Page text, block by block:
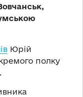
Юрій
полку